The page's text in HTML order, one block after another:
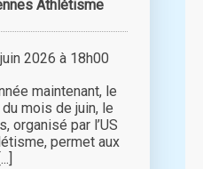
Athlétisme
2026 à 18h00
maintenant, le
mois de juin, le
organisé par l’US
permet aux
[...]